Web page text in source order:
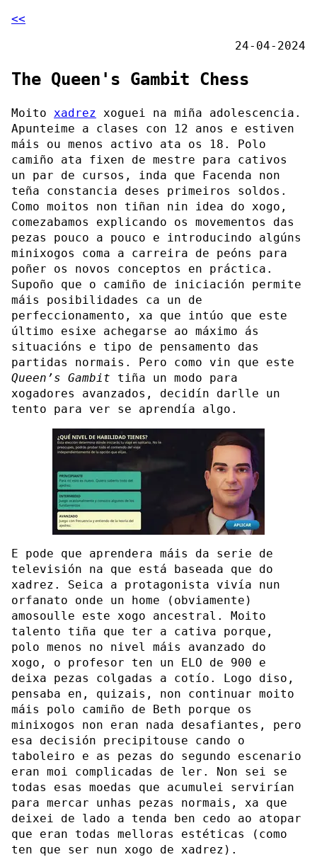
<<
24-04-2024
The Queen's Gambit Chess
Moito xadrez xoguei na miña adolescencia.
Apunteime a clases con 12 anos e estiven
máis ou menos activo ata os 18. Polo
camiño ata fixen de mestre para cativos
un par de cursos, inda que Facenda non
teña constancia deses primeiros soldos.
Como moitos non tiñan nin idea do xogo,
comezabamos explicando os movementos das
pezas pouco a pouco e introducindo algúns
minixogos coma a carreira de peóns para
poñer os novos conceptos en práctica.
Supoño que o camiño de iniciación permite
máis posibilidades ca un de
perfeccionamento, xa que intúo que este
último esixe achegarse ao máximo ás
situacións e tipo de pensamento das
partidas normais. Pero como vin que este
Queen’s Gambit tiña un modo para
xogadores avanzados, decidín darlle un
tento para ver se aprendía algo.
E pode que aprendera máis da serie de
televisión na que está baseada que do
xadrez. Seica a protagonista vivía nun
orfanato onde un home (obviamente)
amosoulle este xogo ancestral. Moito
talento tiña que ter a cativa porque,
polo menos no nivel máis avanzado do
xogo, o profesor ten un ELO de 900 e
deixa pezas colgadas a cotío. Logo diso,
pensaba en, quizais, non continuar moito
máis polo camiño de Beth porque os
minixogos non eran nada desafiantes, pero
esa decisión precipitouse cando o
taboleiro e as pezas do segundo escenario
eran moi complicadas de ler. Non sei se
todas esas moedas que acumulei servirían
para mercar unhas pezas normais, xa que
deixei de lado a tenda ben cedo ao atopar
que eran todas melloras estéticas (como
ten que ser nun xogo de xadrez).